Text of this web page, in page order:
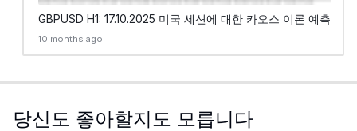
GBPUSD H1: 17.10.2025 미국 세션에 대한 카오스 이론 예측
10 months ago
당신도 좋아할지도 모릅니다